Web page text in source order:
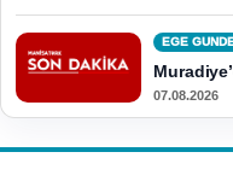
EGE
07.08.2026